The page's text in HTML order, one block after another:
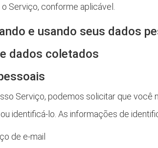
o Serviço, conforme aplicável.
e usando seus dados
dados coletados
Serviço, podemos solicitar que
identificá-lo. As informações de
de e-mail